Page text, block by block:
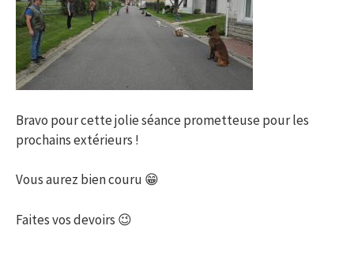
Bravo pour cette jolie séance prometteuse pour les
prochains extérieurs !
Vous aurez bien couru 😁
Faites vos devoirs 😉